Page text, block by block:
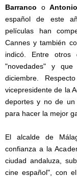
Barranco oAntonio
español de este
películas han
Cannes y también
indicó. Entre otros
"novedades" y
diciembre.
vicepresidente de la
deportes y no de
para hacer la mejor
El alcalde de
confianza a la
ciudad andaluza,
cine español", con